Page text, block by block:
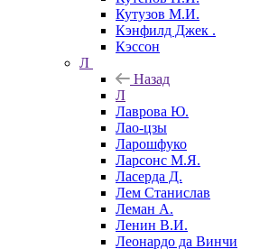
Кутузов М.И.
Кэнфилд Джек .
Кэссон
Л
Назад
Л
Лаврова Ю.
Лао-цзы
Ларошфуко
Ларсонс М.Я.
Ласерда Д.
Лем Станислав
Леман А.
Ленин В.И.
Леонардо да Винчи